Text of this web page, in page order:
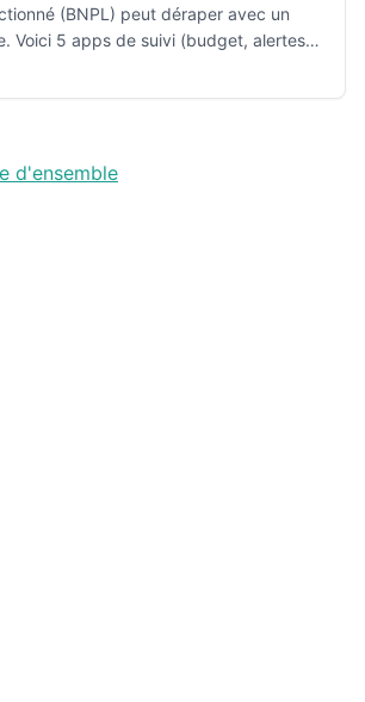
(BNPL) peut déraper avec un
Voici 5 apps de suivi (budget, alertes,
d'ensemble